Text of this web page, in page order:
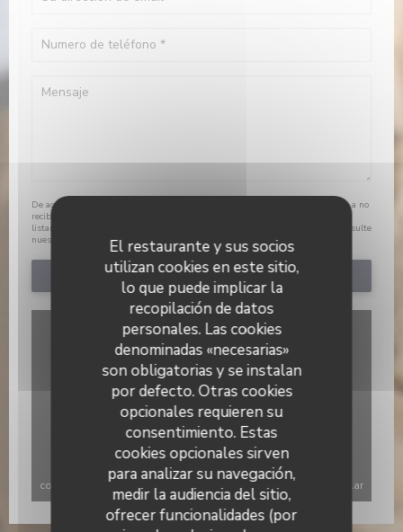
El restaurante y sus socios
utilizan cookies en este sitio,
lo que puede implicar la
recopilación de datos
personales. Las cookies
denominadas «necesarias»
son obligatorias y se instalan
por defecto. Otras cookies
opcionales requieren su
consentimiento. Estas
cookies opcionales sirven
para analizar su navegación,
medir la audiencia del sitio,
ofrecer funcionalidades (por
De acuerdo con la normativa de protección de datos, puede ejercer su derecho a no
recibir comunicaciones comerciales inscribiéndose en la Lista Robinson:
listarobinson.es
. Para más información sobre el tratamiento de sus datos, consulte
nuestra
política de privacidad
Para mostrar el mapa interactivo de Waze, debe aceptar las
cookies de Waze Map (Google). Estas cookies pueden recopilar
datos de navegación y ubicación.
Permitir